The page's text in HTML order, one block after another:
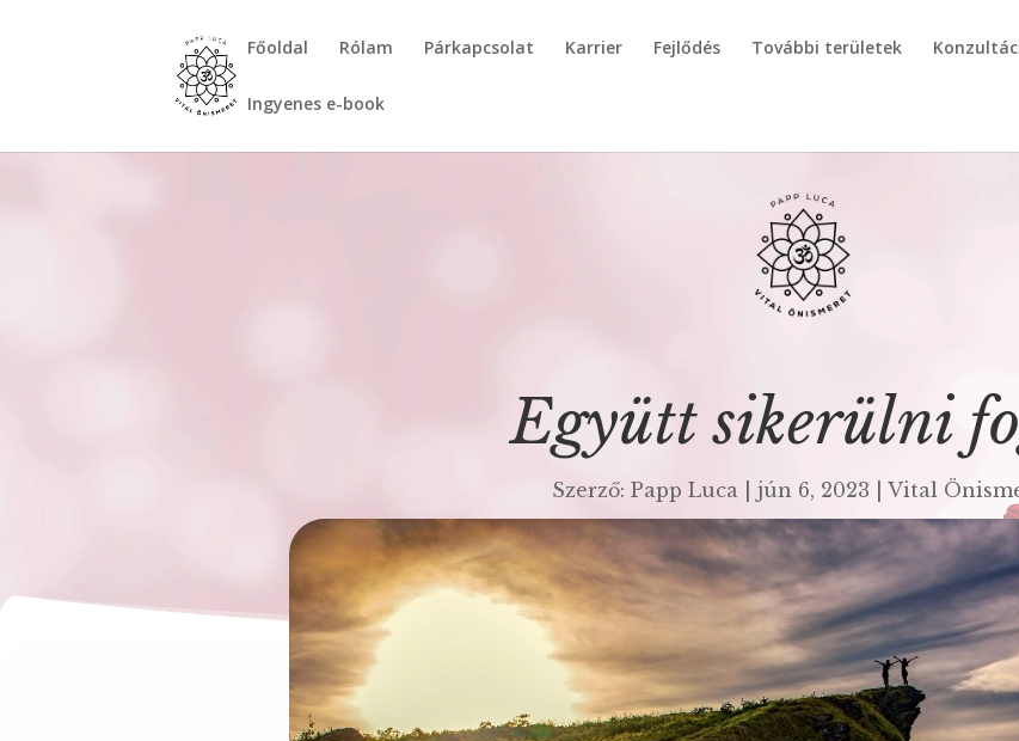
Főoldal Rólam Párkapcsolat Karrier Fejlődés További területek
Ingyenes e-book
Együtt sikerülni
Szerző: Papp Luca jún 6, 2023 Vital